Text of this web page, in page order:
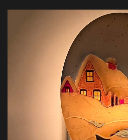
рождения Иисуса, которая была
рождения Иисуса. Обладает
вращения на 360 ° для достижения
соединения втулки. Эта ночная
является идеальным выбором для
которые обеспечивают как
функции, которые могут быть
бизнес - потребностями